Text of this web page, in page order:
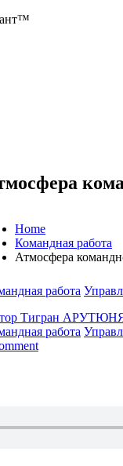
Home
Командная работа
Атмосфера
работа
Тигран
работа